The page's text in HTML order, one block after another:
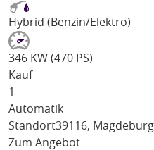
Hybrid (Benzin/Elektro)
346 KW (470 PS)
Kauf
1
Automatik
Standort39116, Magdeburg
Zum Angebot